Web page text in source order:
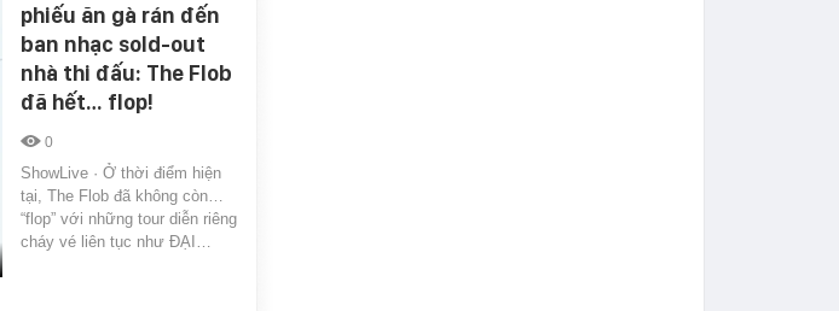
phiếu ăn gà rán đến
ban nhạc sold-out
nhà thi đấu: The Flob
đã hết… flop!
0
ShowLive · Ở thời điểm hiện
tại, The Flob đã không còn…
“flop” với những tour diễn riêng
cháy vé liên tục như ĐẠI…